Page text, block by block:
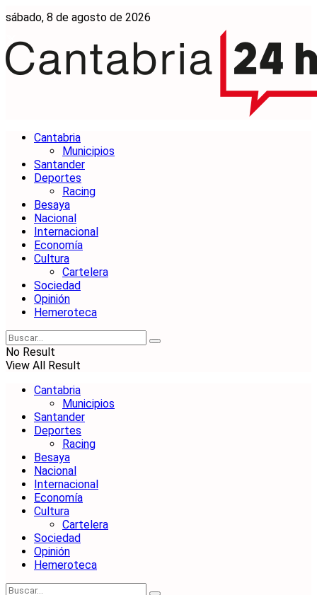
sábado, 8 de agosto de 2026
Cantabria
Municipios
Santander
Deportes
Racing
Besaya
Nacional
Internacional
Economía
Cultura
Cartelera
Sociedad
Opinión
Hemeroteca
No Result
View All Result
Cantabria
Municipios
Santander
Deportes
Racing
Besaya
Nacional
Internacional
Economía
Cultura
Cartelera
Sociedad
Opinión
Hemeroteca